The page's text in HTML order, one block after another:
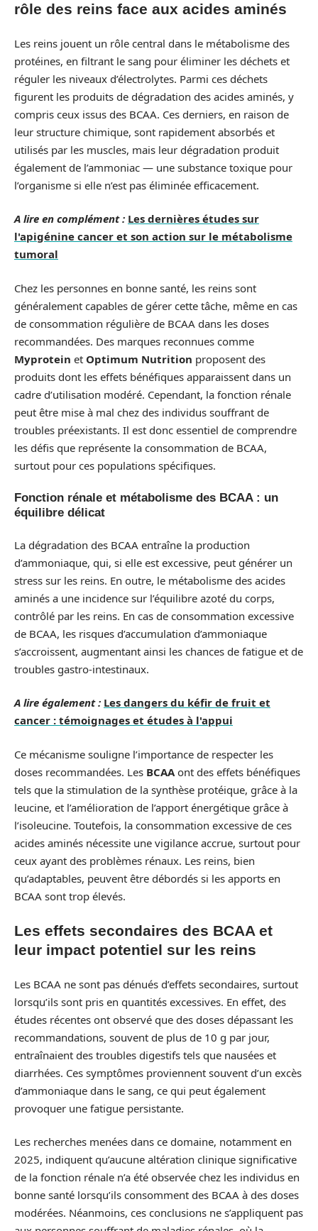
rôle des reins face aux acides aminés
Les reins jouent un rôle central dans le métabolisme des
protéines, en filtrant le sang pour éliminer les déchets et
réguler les niveaux d’électrolytes. Parmi ces déchets
figurent les produits de dégradation des acides aminés, y
compris ceux issus des BCAA. Ces derniers, en raison de
leur structure chimique, sont rapidement absorbés et
utilisés par les muscles, mais leur dégradation produit
également de l’ammoniac — une substance toxique pour
l’organisme si elle n’est pas éliminée efficacement.
A lire en complément : Les dernières études sur
l'apigénine cancer et son action sur le métabolisme
tumoral
Chez les personnes en bonne santé, les reins sont
généralement capables de gérer cette tâche, même en cas
de consommation régulière de BCAA dans les doses
recommandées. Des marques reconnues comme
Myprotein et Optimum Nutrition proposent des
produits dont les effets bénéfiques apparaissent dans un
cadre d’utilisation modéré. Cependant, la fonction rénale
peut être mise à mal chez des individus souffrant de
troubles préexistants. Il est donc essentiel de comprendre
les défis que représente la consommation de BCAA,
surtout pour ces populations spécifiques.
Fonction rénale et métabolisme des BCAA : un
équilibre délicat
La dégradation des BCAA entraîne la production
d’ammoniaque, qui, si elle est excessive, peut générer un
stress sur les reins. En outre, le métabolisme des acides
aminés a une incidence sur l’équilibre azoté du corps,
contrôlé par les reins. En cas de consommation excessive
de BCAA, les risques d’accumulation d’ammoniaque
s’accroissent, augmentant ainsi les chances de fatigue et de
troubles gastro-intestinaux.
A lire également : Les dangers du kéfir de fruit et
cancer : témoignages et études à l'appui
Ce mécanisme souligne l’importance de respecter les
doses recommandées. Les BCAA ont des effets bénéfiques
tels que la stimulation de la synthèse protéique, grâce à la
leucine, et l’amélioration de l’apport énergétique grâce à
l’isoleucine. Toutefois, la consommation excessive de ces
acides aminés nécessite une vigilance accrue, surtout pour
ceux ayant des problèmes rénaux. Les reins, bien
qu’adaptables, peuvent être débordés si les apports en
BCAA sont trop élevés.
Les effets secondaires des BCAA et
leur impact potentiel sur les reins
Les BCAA ne sont pas dénués d’effets secondaires, surtout
lorsqu’ils sont pris en quantités excessives. En effet, des
études récentes ont observé que des doses dépassant les
recommandations, souvent de plus de 10 g par jour,
entraînaient des troubles digestifs tels que nausées et
diarrhées. Ces symptômes proviennent souvent d’un excès
d’ammoniaque dans le sang, ce qui peut également
provoquer une fatigue persistante.
Les recherches menées dans ce domaine, notamment en
2025, indiquent qu’aucune altération clinique significative
de la fonction rénale n’a été observée chez les individus en
bonne santé lorsqu’ils consomment des BCAA à des doses
modérées. Néanmoins, ces conclusions ne s’appliquent pas